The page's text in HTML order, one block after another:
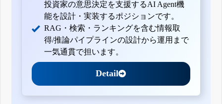
投資家の意思決定を支援するAI Agent機
能を設計・実装するポジションです。
RAG・検索・ランキングを含む情報取
得/推論パイプラインの設計から運用まで
一気通貫で担います。
Detail